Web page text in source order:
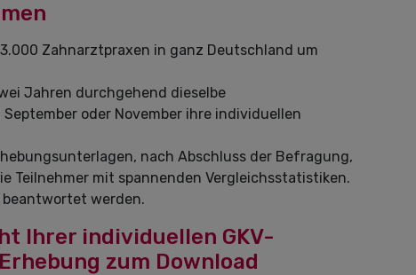
Zahnarztpraxen in ganz Deutschland um
Jahren durchgehend dieselbe
oder November ihre individuellen
nach Abschluss der Befragung,
Teilnehmer mit spannenden Vergleichsstatistiken.
werden.
Ihrer individuellen GKV-
zum Download